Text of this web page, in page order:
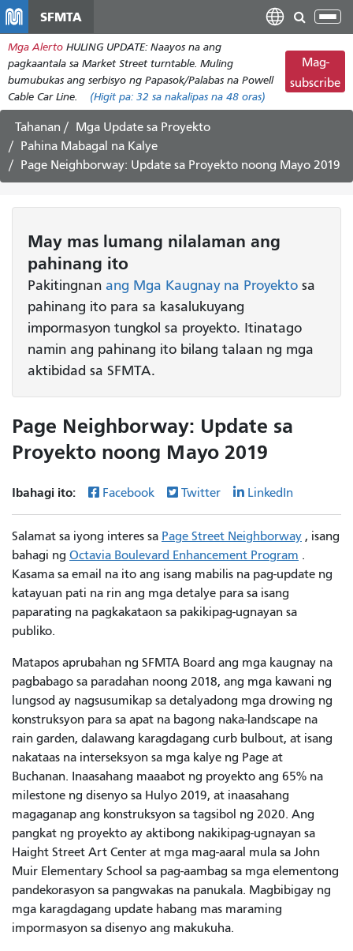
pangunahing
nilalaman
SFMTA
I-
ang
Mga Alerto HULING UPDATE: Naayos na ang
pagkaantala sa Market Street turntable. Muling
bumubukas ang serbisyo ng Papasok/Palabas na Powell
Cable Car Line.
(Higit pa: 32 sa nakalipas na 48 oras)
Mag-
subscribe
Tahanan
Mga Update sa Proyekto
Pahina Mabagal na Kalye
Page Neighborway: Update sa Proyekto noong Mayo 2019
May mas lumang nilalaman ang
pahinang ito
Pakitingnan ang Mga Kaugnay na Proyekto sa
pahinang ito para sa kasalukuyang
impormasyon tungkol sa proyekto. Itinatago
namin ang pahinang ito bilang talaan ng mga
aktibidad sa SFMTA.
Page Neighborway: Update sa
Proyekto noong Mayo 2019
Ibahagi ito: Facebook Twitter LinkedIn
Salamat sa iyong interes sa Page Street Neighborway , isang
bahagi ng Octavia Boulevard Enhancement Program .
Kasama sa email na ito ang isang mabilis na pag-update ng
katayuan pati na rin ang mga detalye para sa isang
paparating na pagkakataon sa pakikipag-ugnayan sa
publiko.
Matapos aprubahan ng SFMTA Board ang mga kaugnay na
pagbabago sa paradahan noong 2018, ang mga kawani ng
lungsod ay nagsusumikap sa detalyadong mga drowing ng
konstruksyon para sa apat na bagong naka-landscape na
rain garden, dalawang karagdagang curb bulbout, at isang
nakataas na interseksyon sa mga kalye ng Page at
Buchanan. Inaasahang maaabot ng proyekto ang 65% na
milestone ng disenyo sa Hulyo 2019, at inaasahang
magaganap ang konstruksyon sa tagsibol ng 2020. Ang
pangkat ng proyekto ay aktibong nakikipag-ugnayan sa
Haight Street Art Center at mga mag-aaral mula sa John
Muir Elementary School sa pag-aambag sa mga elementong
pandekorasyon sa pangwakas na panukala. Magbibigay ng
mga karagdagang update habang mas maraming
impormasyon sa disenyo ang makukuha.